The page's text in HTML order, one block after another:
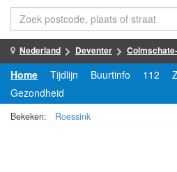
Nederland Deventer
Home Tijdlijn Buurtinfo 112
Gezondheid
Bekeken: Roessink